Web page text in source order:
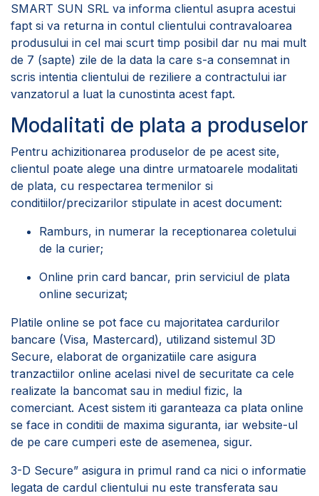
SMART SUN SRL va informa clientul asupra acestui
fapt si va returna in contul clientului contravaloarea
produsului in cel mai scurt timp posibil dar nu mai mult
de 7 (sapte) zile de la data la care s-a consemnat in
scris intentia clientului de reziliere a contractului iar
vanzatorul a luat la cunostinta acest fapt.
Modalitati de plata a produselor
Pentru achizitionarea produselor de pe acest site,
clientul poate alege una dintre urmatoarele modalitati
de plata, cu respectarea termenilor si
conditiilor/precizarilor stipulate in acest document:
Ramburs, in numerar la receptionarea coletului
de la curier;
Online prin card bancar, prin serviciul de plata
online securizat;
Platile online se pot face cu majoritatea cardurilor
bancare (Visa, Mastercard), utilizand sistemul 3D
Secure, elaborat de organizatiile care asigura
tranzactiilor online acelasi nivel de securitate ca cele
realizate la bancomat sau in mediul fizic, la
comerciant. Acest sistem iti garanteaza ca plata online
se face in conditii de maxima siguranta, iar website-ul
de pe care cumperi este de asemenea, sigur.
3-D Secure” asigura in primul rand ca nici o informatie
legata de cardul clientului nu este transferata sau